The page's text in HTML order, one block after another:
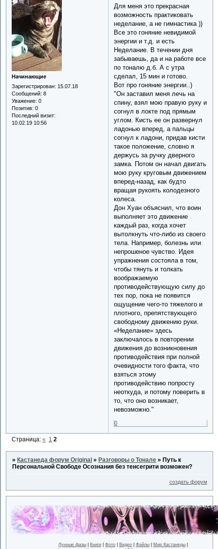
Начинающие
Зарегистрирован: 15.07.18
Сообщений: 8
Уважение: 0
Позитив: 0
Последний визит:
10.02.19 10:56
Для меня это прекрасная
возможность практиковать
неделание, а не гимнастика ))
Все это гоняние невидимой
энергии и т.д. и есть
Неделание. В течении дня
забываешь, да и на работе все
по тоналю д.б. А с утра
сделал, 15 мин и готово.
Вот про гоняние энергии..)
"Он заставил меня лечь на
спину, взял мою правую руку и
согнул в локте под прямым
углом. Кисть ее он развернул
ладонью вперед, а пальцы
согнул к ладони, придав кисти
такое положение, словно я
держусь за ручку дверного
замка. Потом он начал двигать
мою руку круговым движением
вперед-назад, как будто
вращая рукоять колодезного
колеса.
Дон Хуан объяснил, что воин
выполняет это движение
каждый раз, когда хочет
вытолкнуть что-либо из своего
тела. Например, болезнь или
непрошеное чувство. Идея
упражнения состояла в том,
чтобы тянуть и толкать
воображаемую
противодействующую силу до
тех пор, пока не появится
ощущение чего-то тяжелого и
плотного, препятствующего
свободному движению руки.
«Неделание» здесь
заключалось в повторении
движения до возникновения
противодействия при полной
очевидности того факта, что
взяться этому
противодействию попросту
неоткуда, и потому поверить в
то, что оно возникает,
невозможно."
0
Страница:« 1 2
»Кастанеда форум Original »Разговоры о Тонале »Путь к
Персональной Свободе Осознания без тенсегрити возможен?
создать форум
Лунные фазы Книги Фото Видео Файлы Мир Кастанеды